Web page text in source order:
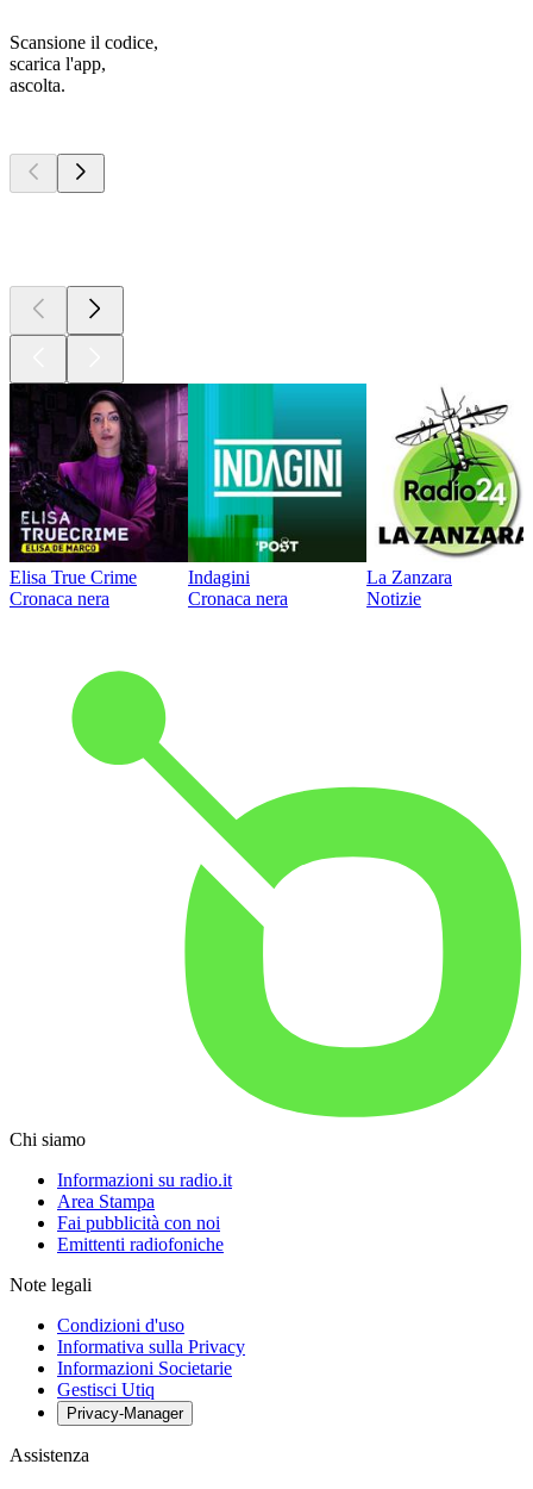
Scansione il codice,
scarica l'app,
ascolta.
Elisa True Crime
Cronaca nera
Indagini
Cronaca nera
La Zanzara
Notizie
Chi siamo
Informazioni su radio.it
Area Stampa
Fai pubblicità con noi
Emittenti radiofoniche
Note legali
Condizioni d'uso
Informativa sulla Privacy
Informazioni Societarie
Gestisci Utiq
Privacy-Manager
Assistenza